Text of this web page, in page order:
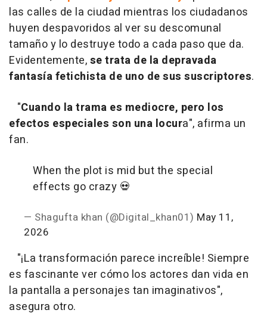
las calles de la ciudad mientras los ciudadanos
huyen despavoridos al ver su descomunal
tamaño y lo destruye todo a cada paso que da.
Evidentemente,se trata de la depravada
fantasía fetichista de uno de sus suscriptores.
"Cuando la trama es mediocre, pero los
efectos especiales son una locura", afirma un
fan.
When the plot is mid but the special
effects go crazy 💀
— Shagufta khan (@Digital_khan01) May 11,
2026
"¡La transformación parece increíble! Siempre
es fascinante ver cómo los actores dan vida en
la pantalla a personajes tan imaginativos",
asegura otro.